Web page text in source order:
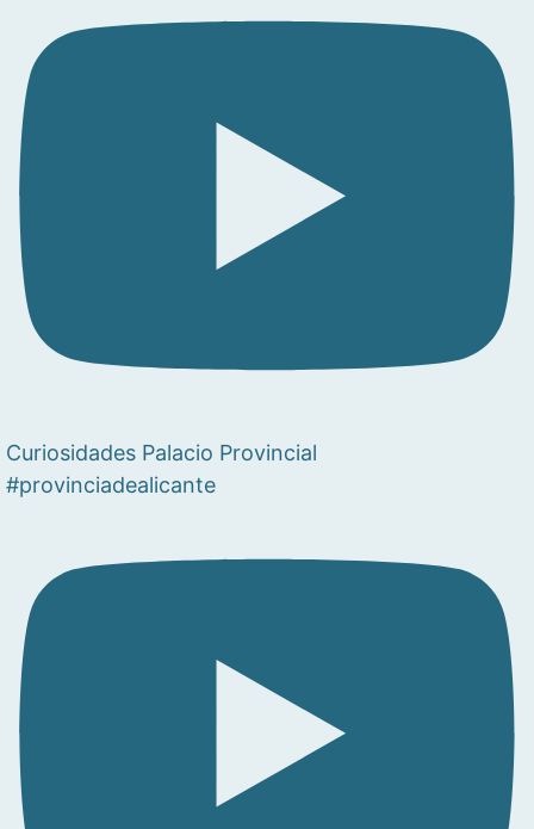
Curiosidades Palacio Provincial
#provinciadealicante